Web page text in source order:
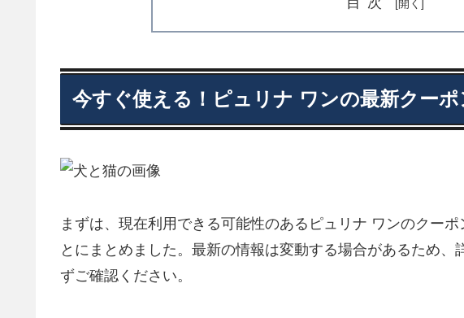
今すぐ使える！ピュリナ ワンの最新クー
まずは、現在利用できる可能性のあるピュリナ ワンのクー
とにまとめました。最新の情報は変動する場合があるため
ずご確認ください。